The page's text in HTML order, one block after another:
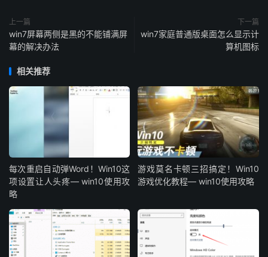
上一篇
win7屏幕两侧是黑的不能铺满屏
幕的解决办法
下一篇
win7家庭普通版桌面怎么显示计
算机图标
相关推荐
每次重启自动弹Word！Win10这
项设置让人头疼— win10使用攻
略
游戏莫名卡顿三招搞定！Win10
游戏优化教程— win10使用攻略